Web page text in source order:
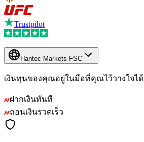
Trustpilot
Hantec Markets FSC
เงินทุนของคุณอยู่ในมือที่คุณไว้วางใจได้
ฝากเงินทันที
ถอนเงินรวดเร็ว